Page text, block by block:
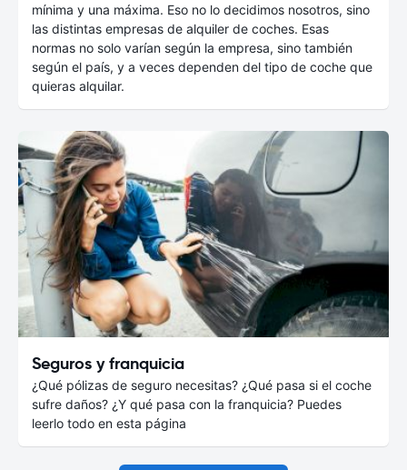
mínima y una máxima. Eso no lo decidimos nosotros, sino
las distintas empresas de alquiler de coches. Esas
normas no solo varían según la empresa, sino también
según el país, y a veces dependen del tipo de coche que
quieras alquilar.
Seguros y franquicia
¿Qué pólizas de seguro necesitas? ¿Qué pasa si el coche
sufre daños? ¿Y qué pasa con la franquicia? Puedes
leerlo todo en esta página